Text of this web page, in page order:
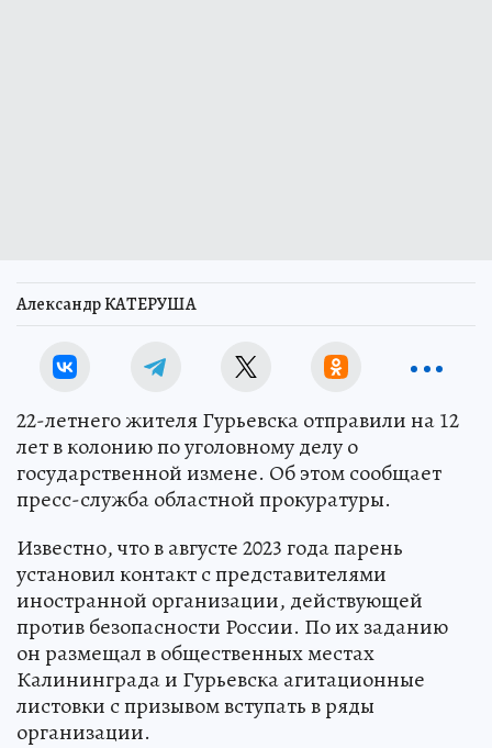
Александр КАТЕРУША
22-летнего жителя Гурьевска отправили на 12
лет в колонию по уголовному делу о
государственной измене. Об этом сообщает
пресс-служба областной прокуратуры.
Известно, что в августе 2023 года парень
установил контакт с представителями
иностранной организации, действующей
против безопасности России. По их заданию
он размещал в общественных местах
Калининграда и Гурьевска агитационные
листовки с призывом вступать в ряды
организации.